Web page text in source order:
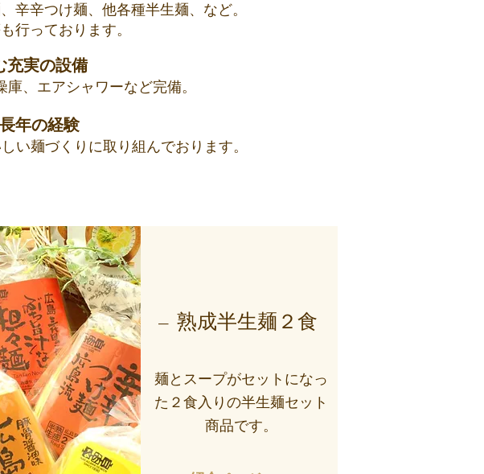
辛辛つけ麺、他各種半生麺、など。
行っております。
充実の設備
、エアシャワーなど完備。
年の経験
い麺づくりに取り組んでおります。
— 熟成半生麺２食
麺とスープがセットになっ
た２食入りの半生麺セット
商品です。